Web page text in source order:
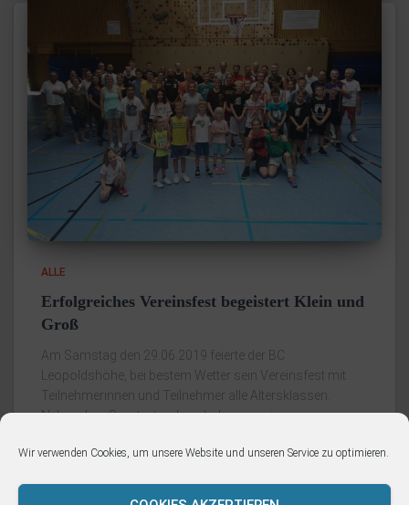
Wir verwenden Cookies, um unsere Website und unseren Service zu optimieren.
ALLE
Erfolgreiches Vereinsfest begeistert Klein und
Groß
Am Samstag den 29.06.2019 feierte der BC
Leopoldshöhe, bei bestem Wetter sein Vereinsfest mit
Teilnehmerinnen und Teilnehmer alle Altersklassen.
Neben dem Sport, stand auch das gemeinsame
Spielerinnen Weiterlesen